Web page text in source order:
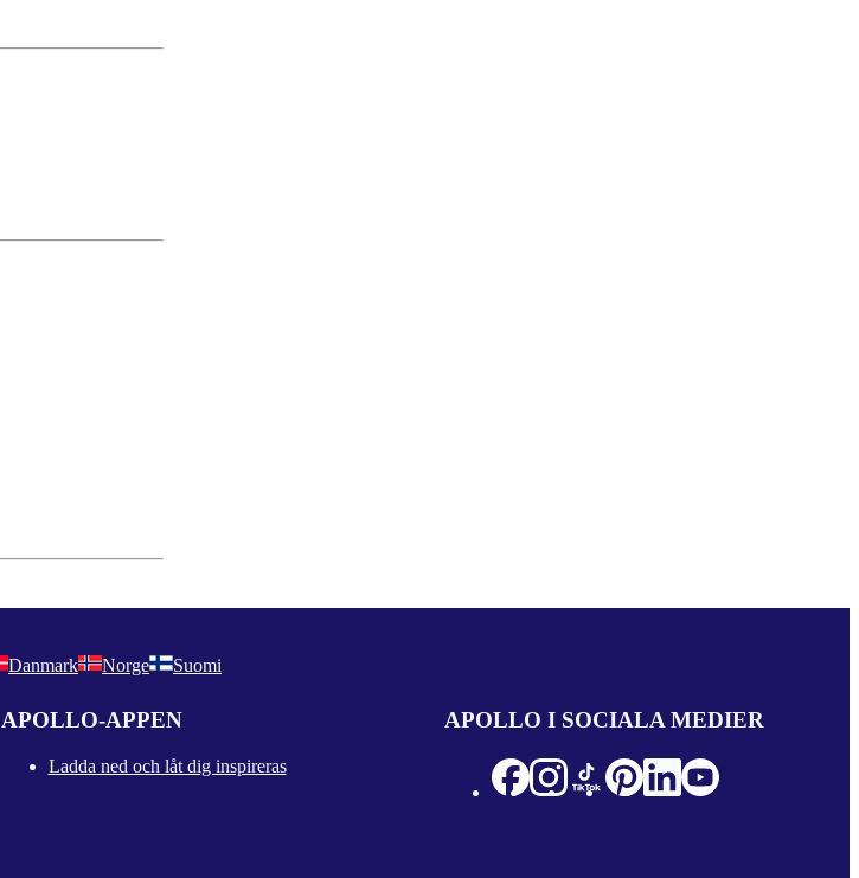
Danmark Norge Suomi
APOLLO-APPEN
Ladda ned och låt dig inspireras
APOLLO I SOCIALA MEDIER